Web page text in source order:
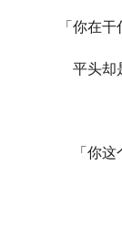
「你在
平头却
「你